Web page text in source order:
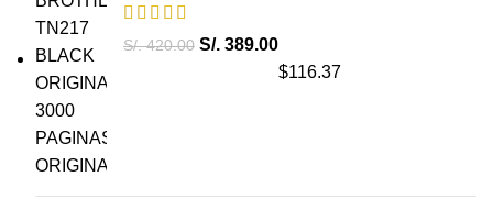
S/.420.00 S/. 389.00
$116.37